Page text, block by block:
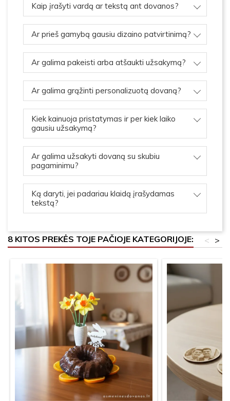
Kaip įrašyti vardą ar tekstą ant dovanos?
Ar prieš gamybą gausiu dizaino patvirtinimą?
Ar galima pakeisti arba atšaukti užsakymą?
Ar galima grąžinti personalizuotą dovaną?
Kiek kainuoja pristatymas ir per kiek laiko
gausiu užsakymą?
Ar galima užsakyti dovaną su skubiu
pagaminimu?
Ką daryti, jei padariau klaidą įrašydamas
tekstą?
8 KITOS PREKĖS TOJE PAČIOJE KATEGORIJOJE: >
<